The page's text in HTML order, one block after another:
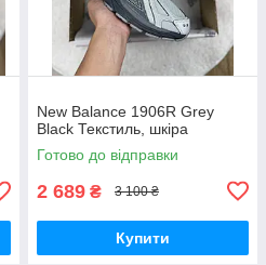
New Balance 1906R Grey
Black Текстиль, шкіра
Готово до відправки
2 689 ₴ 3 100 ₴
Купити